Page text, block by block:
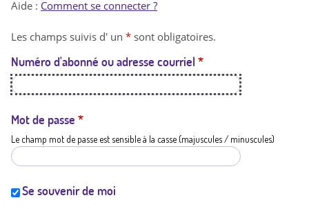
t
a
t
i
Aide : Comment se connecter ?
Les champs suivis d' un * sont obligatoires.
Numéro d'abonné ou adresse courriel *
Mot de passe *
Le champ mot de passe est sensible à la casse (majuscules / minuscules)
Se souvenir de moi